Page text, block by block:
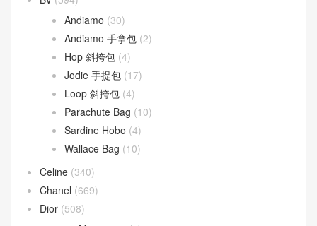
Andiamo (30)
Andiamo 手拿包 (2)
Hop 斜挎包 (4)
Jodie 手提包 (17)
Loop 斜挎包 (4)
Parachute Bag (10)
Sardine Hobo (4)
Wallace Bag (10)
Celine (340)
Chanel (669)
Dior (508)